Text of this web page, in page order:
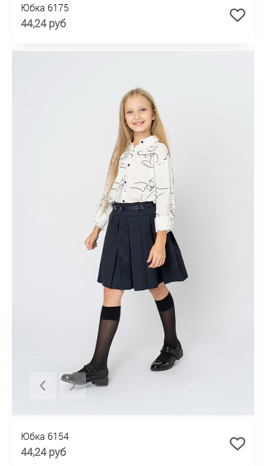
Юбка 6175
44,24 руб
Юбка 6154
44,24 руб